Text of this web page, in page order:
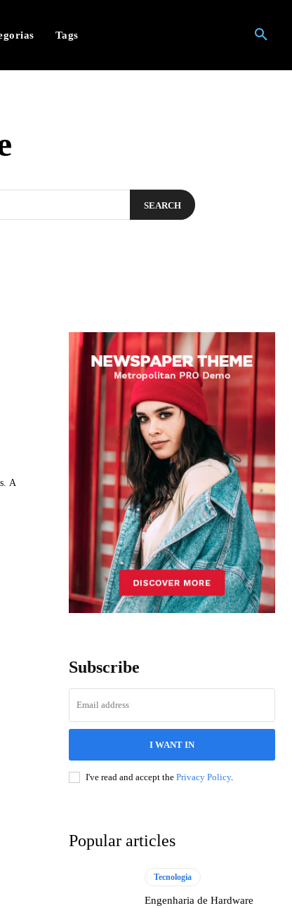
Tags
SEARCH
A
Subscribe
I WANT IN
I've read and accept the Privacy Policy.
Popular articles
Tecnologia
Engenharia de Hardware